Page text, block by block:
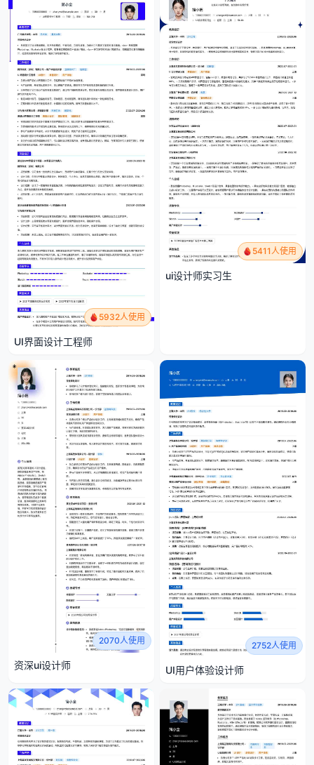
5932人使用
UI界面设计工程师
5411人使用
ui设计师实习生
2070人使用
资深ui设计师
2752人使用
UI用户体验设计师